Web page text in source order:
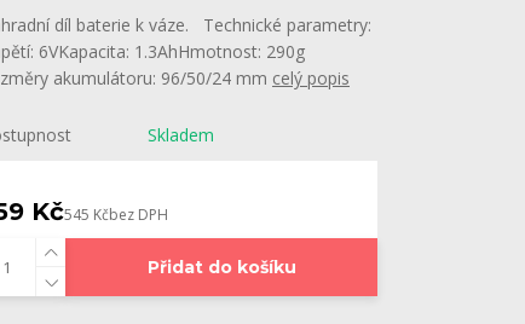
díl baterie k váze. Technické parametry:
6VKapacita: 1.3AhHmotnost: 290g
akumulátoru: 96/50/24 mm celý popis
Skladem
Kč545 Kčbez DPH
Přidat do košíku